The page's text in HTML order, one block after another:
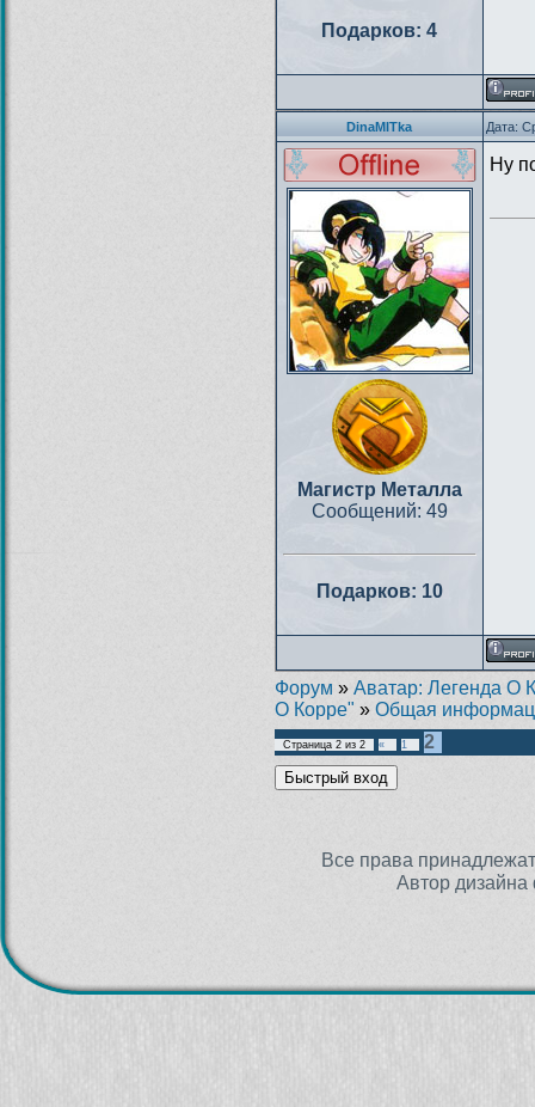
Подарков:4
DinaMITka Дата:
Магистр Металла
Сообщений: 49
Подарков: 10
Ну
Форум » Аватар: Легенда О
О Корре" » Общая
Страница 2 из 2 « 1 2
Все права
Автор